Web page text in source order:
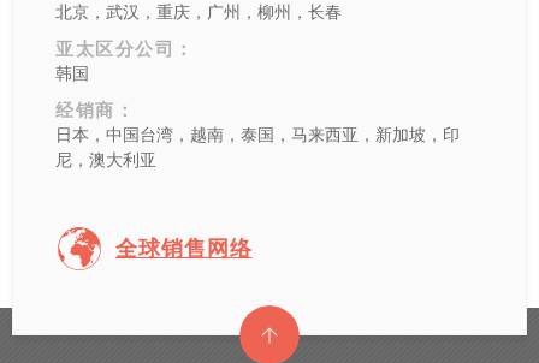
北京，武汉，重庆，广州，柳州，长春
亚太区分公司：
韩国
经销商：
日本，中国台湾，越南，泰国，马来西亚，新加坡，印
尼，澳大利亚
全球销售网络